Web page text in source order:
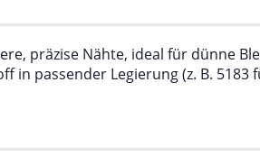
präzise Nähte, ideal für dünne
passender Legierung (z. B. 5183